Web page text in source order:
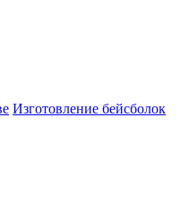
Изготовление бейсболок